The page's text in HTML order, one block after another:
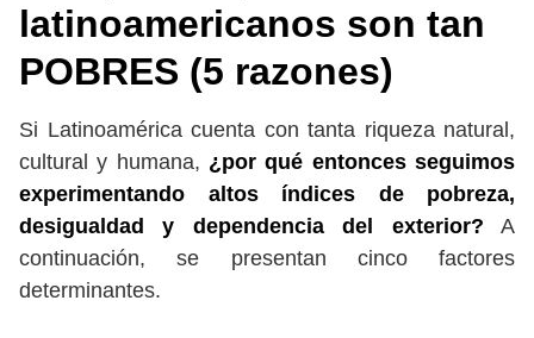
latinoamericanos son tan
POBRES (5 razones)
Si Latinoamérica cuenta con tanta riqueza natural,
cultural y humana, ¿por qué entonces seguimos
experimentando altos índices de pobreza,
desigualdad y dependencia del exterior? A
continuación, se presentan cinco factores
determinantes.